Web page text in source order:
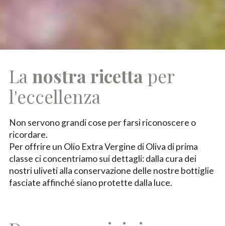
Lanostra ricetta per
l'eccellenza
Non servono grandi cose per farsi riconoscere o
ricordare.
Per offrire un Olio Extra Vergine di Oliva di prima
classe ci concentriamo sui dettagli: dalla cura dei
nostri uliveti alla conservazione delle nostre bottiglie
fasciate affinché siano protette dalla luce.